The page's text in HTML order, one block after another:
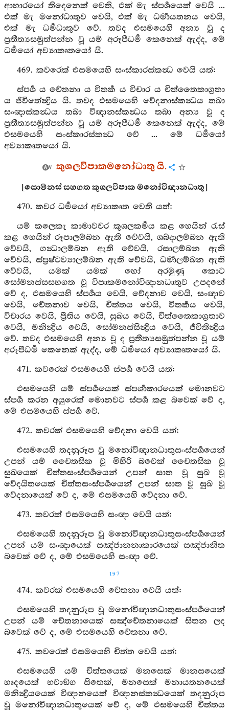
ආහාරයෝ තිදෙනෙක් වෙති, එක් මැ ස්පර්‍ශයෙක් වෙයි ...
එක් මැ මනෝධාතුව වෙයි, එක් මැ ධර්‍මායතනය වෙයි,
එක් මැ ධර්‍මධාතුව වේ. තවද එසමයෙහි අන්‍ය වූ ද
ප්‍රතීත්‍යසමුත්පන්න වූ යම් අරූපීධර්‍ම කෙනෙක් ඇද්ද, මේ
ධර්‍මයෝ අව්‍යාකෘතයෝ යි.
469. කවරෙක් එසමයෙහි සංස්කාරස්කන්‍ධ වෙයි යත්:
ස්පර්‍ශ ය චේතනා ය විතර්‍ක ය විචාර ය චිත්තෛකාග්‍රතා
ය ජීවිතේන්‍ද්‍රිය යි. තවද එසමයෙහි වේදනාස්කන්‍ධය තබා
සංඥාස්කන්‍ධය තබා විඥානස්කන්‍ධය තබා අන්‍ය වූ ද
ප්‍රතීත්‍යසමුත්පන්න වූ යම් අරූපීධර්‍ම කෙනෙක් ඇද්ද, මේ
එසමයෙහි සංස්කාරස්කන්‍ධ වේ ... මේ ධර්‍මයෝ
අව්‍යාකෘතයෝ යි.
කුශලවිපාකමනෝධාතු යි.
[සොම්නස් සහගත කුශලවිපාක මනෝවිඥානධාතු]
470. කවර ධර්‍මයෝ අව්‍යාකෘත වෙති යත්:
යම් කලෙකැ කාමාවචර කුශලකර්‍මය කළ හෙයින් රැස්
කළ හෙයින් රූපාලම්බන ඇති වේවයි, ශබ්දාලම්බන ඇති
වේවයි, ගන්‍ධාලම්බන ඇති වේවයි, රසාලම්බන ඇති
වේවයි, ස්ප්‍රෂ්ටව්‍යාලම්බන ඇති වේවයි, ධර්‍මාලම්බන ඇති
වේවයි, යමක් යමක් හෝ අරමුණු කොට
සෝමනස්සසහගත වූ විපාකමනෝවිඥානධාතුව උපදනේ
වේ ද, එසමයෙහි ස්පර්‍ශය වෙයි, වේදනාව වෙයි, සංඥාව
වෙයි, චේතනාව වෙයි, චිත්තය වෙයි, විතර්‍කය වෙයි,
විචාරය වෙයි, ප්‍රීතිය වෙයි, සුඛය වෙයි, චිත්තෛකාග්‍රතාව
වෙයි, මනින්‍ද්‍රිය වෙයි, සෝමනස්සින්‍ද්‍රිය වෙයි, ජීවිතින්‍ද්‍රිය
වේ. තවද එසමයෙහි අන්‍ය වූ ද ප්‍රතීත්‍යසමුත්පන්න වූ යම්
අරූපීධර්‍ම කෙනෙක් ඇද්ද, මේ ධර්‍මයෝ අව්‍යාකෘතයෝ යි.
471. කවරෙක් එසමයෙහි ස්පර්‍ශ වෙයි යත්:
එසමයෙහි යම් ස්පර්‍ශයෙක් ස්පර්‍ශාකාරයෙක් මොනවට
ස්පර්‍ශ කරන අයුරෙක් මොනවට ස්පර්‍ශ කළ බවෙක් වේ ද,
මේ එසමයෙහි ස්පර්‍ශ වේ.
472. කවරක් එසමයෙහි වේදනා වෙයි යත්:
එසමයෙහි තදනුරූප වූ මනෝවිඥානධාතුසංස්පර්‍ශයෙන්
උපන් යම් චෛතසික වූ මිහිරි බවෙක් චෛතසික වූ
සුඛයෙක් චිත්තසංස්පර්‍ශයෙන් උපන් සාත වූ සුඛ වූ
වේදයිතයෙක් චිත්තසංස්පර්‍ශයෙන් උපන් සාත වූ සුඛ වූ
වේදනායෙක් වේ ද, මේ එසමයෙහි වේදනා වේ.
473. කවරක් එසමයෙහි සංඥා වෙයි යත්:
එසමයෙහි තදනුරූප වූ මනෝවිඥානධාතුසංස්පර්‍ශයෙන්
උපන් යම් සංඥායෙක් සඤ්ජානනාකාරයෙක් සඤ්ජානිත
බවෙක් වේ ද, මේ එසමයෙහි සංඥා වේ.
197
474. කවරක් එසමයෙහි චේතනා වෙයි යත්:
එසමයෙහි තදනුරූප වූ මනෝවිඥානධාතුසංස්පර්‍ශයෙන්
උපන් යම් චේතනායෙක් සඤ්චේතනායෙක් සිතන ලද
බවෙක් වේ ද, මේ එසමයෙහි චේතනා වේ.
475. කවරෙක් එසමයෙහි චිත්ත වෙයි යත්:
එසමයෙහි යම් චිත්තයෙක් මනසෙක් මානසයෙක්
හෘදයෙක් භවාඞ්ග සිතෙක්, මනසෙක් මනායතනයෙක්
මනින්‍ද්‍රියයෙක් විඥානයෙක් විඥානස්කන්‍ධයෙක් තදනුරූප
වූ මනෝවිඥානධාතුයෙක් වේ ද, මේ එසමයෙහි චිත්තය